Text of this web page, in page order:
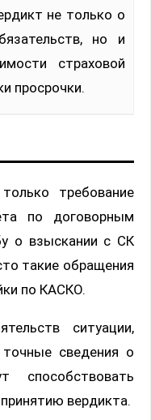
не только о
но и
страховой
просрочки.
требование
по договорным
о взыскании с СК
такие обращения
по КАСКО.
ситуации,
сведения о
способствовать
вердикта.